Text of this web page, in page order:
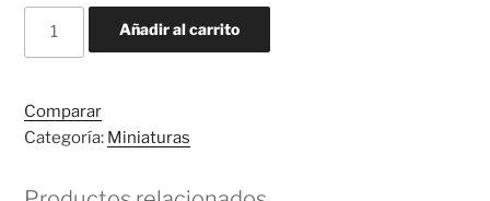
Añadir al carrito
Comparar
Categoría: Miniaturas